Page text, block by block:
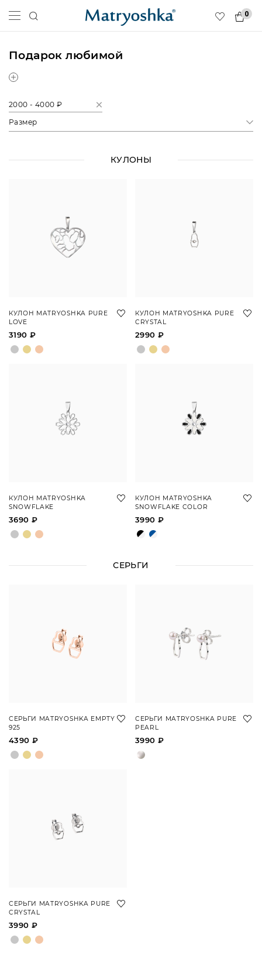
0
Подарок любимой
2000 - 4000 ₽
Размер
КУЛОНЫ
КУЛОН MATRYOSHKA PURE
LOVE
3190 ₽
КУЛОН MATRYOSHKA PURE
CRYSTAL
2990 ₽
КУЛОН MATRYOSHKA
SNOWFLAKE
3690 ₽
КУЛОН MATRYOSHKA
SNOWFLAKE COLOR
3990 ₽
СЕРЬГИ
СЕРЬГИ MATRYOSHKA EMPTY
925
4390 ₽
СЕРЬГИ MATRYOSHKA PURE
PEARL
3990 ₽
СЕРЬГИ MATRYOSHKA PURE
CRYSTAL
3990 ₽